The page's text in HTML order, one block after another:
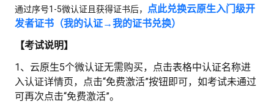
通过序号1-5微认证且获得证书后， 点此兑换云原生入门级开
发者证书（我的认证→我的证书兑换）
【考试说明】
1、云原生5个微认证无需购买，点击表格中认证名称进
入认证详情页，点击“免费激活”按钮即可，如考试未通过
可再次点击“免费激活”。